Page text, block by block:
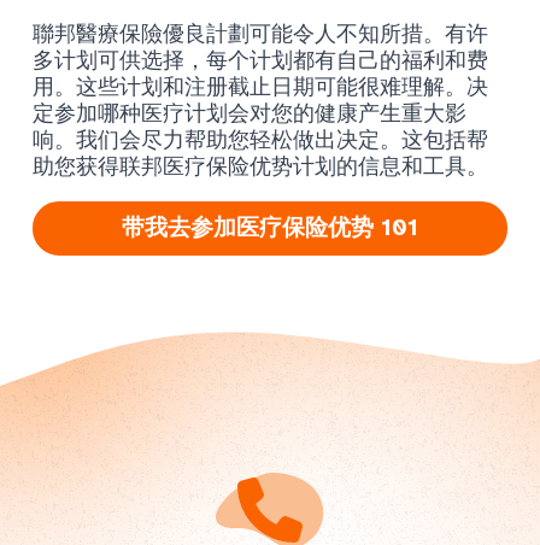
聯邦醫療保險優良計劃可能令人不知所措。有许
多计划可供选择，每个计划都有自己的福利和费
用。这些计划和注册截止日期可能很难理解。决
定参加哪种医疗计划会对您的健康产生重大影
响。我们会尽力帮助您轻松做出决定。这包括帮
助您获得联邦医疗保险优势计划的信息和工具。
带我去参加医疗保险优势 101